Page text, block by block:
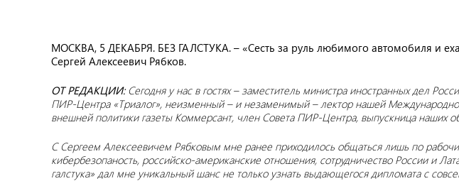
МОСКВА, 5 ДЕКАБРЯ. БЕЗ ГАЛСТУКА. – «Сесть за руль любимого автомобиля и
Сергей Алексеевич Рябков.
ОТ РЕДАКЦИИ: Сегодня у нас в гостях – заместитель министра иностранных дел
ПИР-Центра «Триалог», неизменный – и незаменимый – лектор нашей
внешней политики газеты Коммерсант, член Совета ПИР-Центра, выпускница наших
С Сергеем Алексеевичем Рябковым мне ранее приходилось общаться лишь по
кибербезопаность, российско-американские отношения, сотрудничество России и
галстука» дал мне уникальный шанс не только узнать выдающегося дипломата с